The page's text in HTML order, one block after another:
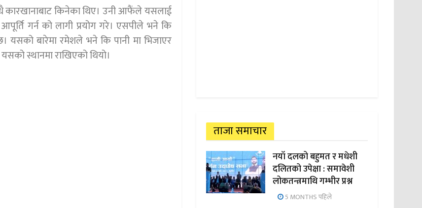
कारखानाबाट किनेका थिए। उनी आफैंले यसलाई
गर्न को लागी प्रयोग गरे। एसपीले भने कि
यसको बारेमा रमेशले भने कि पानी मा भिजाएर
स्थानमा राखिएको थियो।
ताजा समाचार
नयाँ दलको बहुमत र मधेशी
दलितको उपेक्षा : समावेशी
लोकतन्त्रमाथि गम्भीर प्रश्न
5 MONTHS पहिले